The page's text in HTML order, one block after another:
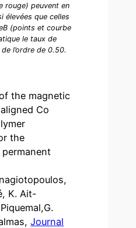
rouge) peuvent en
élevées que celles
(points et courbe
le taux de
l’ordre de 0.50.
the magnetic
Co
the
K. Ait-
Journal